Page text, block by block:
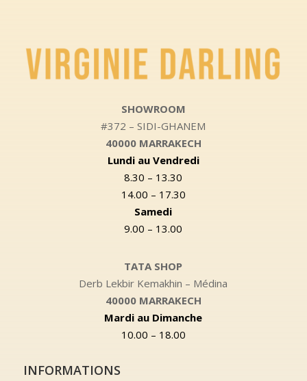
SHOWROOM
#372 – SIDI-GHANEM
40000 MARRAKECH
Lundi au Vendredi
8.30 – 13.30
14.00 – 17.30
Samedi
9.00 – 13.00
TATA SHOP
Derb Lekbir Kemakhin – Médina
40000 MARRAKECH
Mardi au Dimanche
10.00 – 18.00
INFORMATIONS